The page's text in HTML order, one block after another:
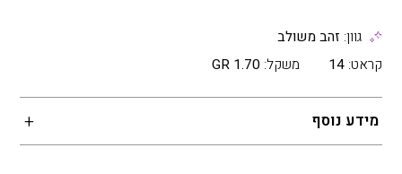
גוון: זהב משולב
קראט: 14 משקל: 1.70 GR
מידע נוסף